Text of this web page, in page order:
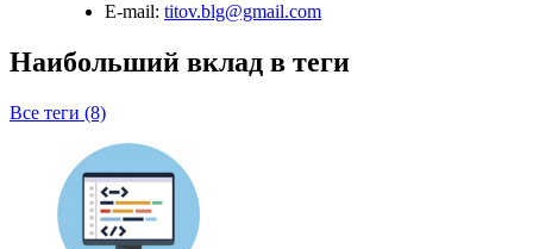
E-mail: titov.blg@gmail.com
Наибольший вклад в теги
Все теги (8)